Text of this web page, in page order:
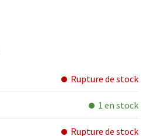
Rupture de stock
1 en stock
Rupture de stock